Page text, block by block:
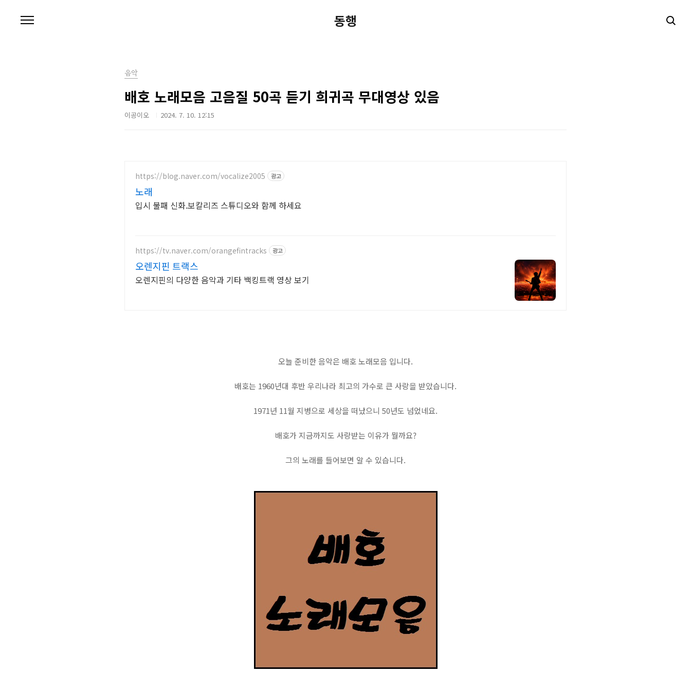
동행
음악
배호 노래모음 고음질 50곡 듣기 희귀곡 무대영상 있음
이공이오 2024. 7. 10. 12:15
https://blog.naver.com/vocalize2005 광고
노래
입시 불패 신화.보칼리즈 스튜디오와 함께 하세요
https://tv.naver.com/orangefintracks 광고
오렌지핀 트랙스
오렌지핀의 다양한 음악과 기타 백킹트랙 영상 보기
오늘 준비한 음악은 배호 노래모음 입니다.
배호는 1960년대 후반 우리나라 최고의 가수로 큰 사랑을 받았습니다.
1971년 11월 지병으로 세상을 떠났으니 50년도 넘었네요.
배호가 지금까지도 사랑받는 이유가 뭘까요?
그의 노래를 들어보면 알 수 있습니다.